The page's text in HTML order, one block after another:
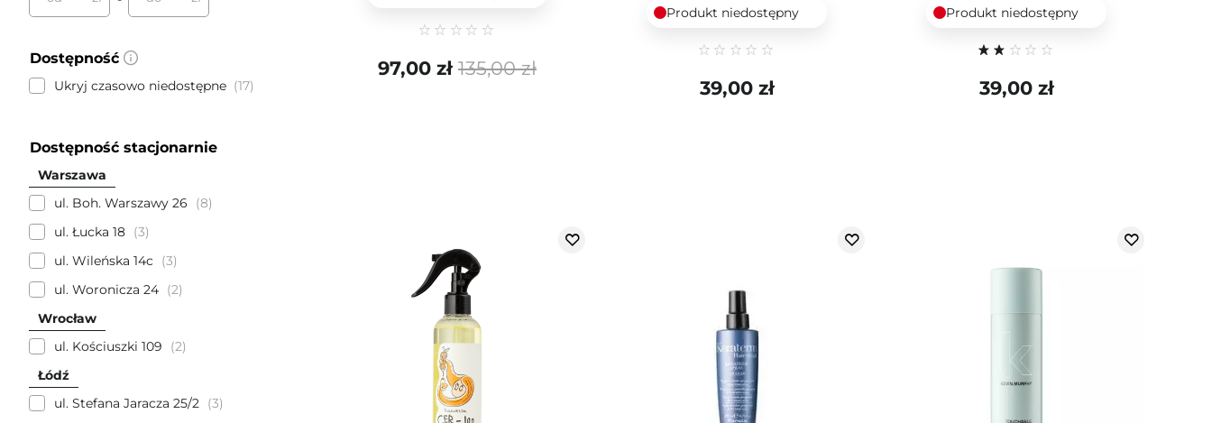
Dostępność
Ukryj czasowo niedostępne 17
Dostępność stacjonarnie
Warszawa
ul. Boh. Warszawy 26
8
ul. Łucka 18
3
ul. Wileńska 14c
3
ul. Woronicza 24
2
Wrocław
ul. Kościuszki 109
2
Łódź
ul. Stefana Jaracza 25/2
3
135,00 zł
97,00 zł
Produkt niedostępny
39,00 zł
Produkt niedostępny
39,00 zł